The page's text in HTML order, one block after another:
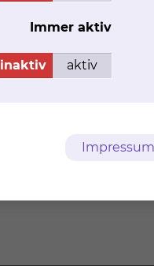
Immer aktiv
inaktiv aktiv
Impressum